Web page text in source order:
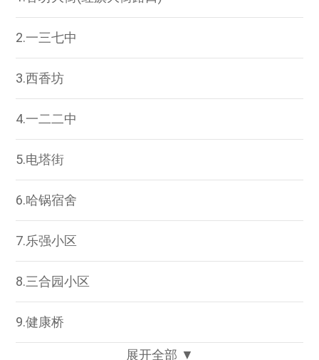
2.一三七中
3.西香坊
4.一二二中
5.电塔街
6.哈锅宿舍
7.乐强小区
8.三合园小区
9.健康桥
展开全部 ▼